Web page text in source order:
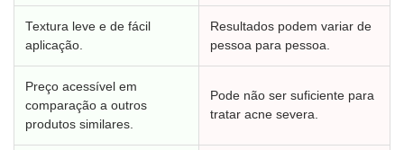
Textura leve e de fácil
aplicação.
Resultados podem variar de
pessoa para pessoa.
Preço acessível em
comparação a outros
produtos similares.
Pode não ser suficiente para
tratar acne severa.